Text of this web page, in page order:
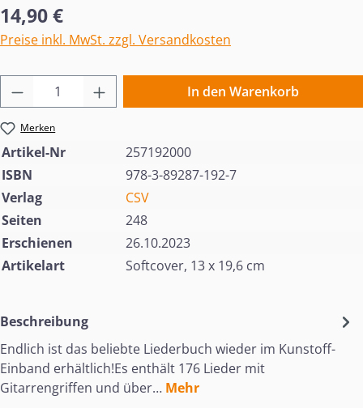
Regulärer Preis:
14,90 €
Preise inkl. MwSt. zzgl. Versandkosten
Produkt Anzahl: Gib den gewünschten
In den Warenkorb
Merken
Artikel-Nr
257192000
ISBN
978-3-89287-192-7
Verlag
CSV
Seiten
248
Erschienen
26.10.2023
Artikelart
Softcover, 13 x 19,6 cm
Beschreibung
Endlich ist das beliebte Liederbuch wieder im Kunstoff-
Einband erhältlich!Es enthält 176 Lieder mit
Gitarrengriffen und über… Mehr